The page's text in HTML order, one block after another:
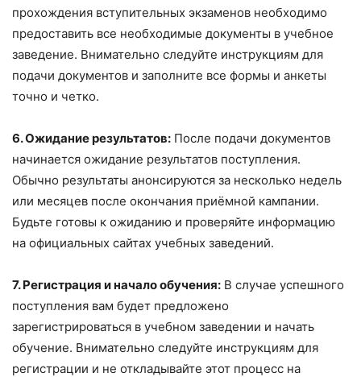
прохождения вступительных экзаменов необходимо
предоставить все необходимые документы в учебное
заведение. Внимательно следуйте инструкциям для
подачи документов и заполните все формы и анкеты
точно и четко.
6. Ожидание результатов: После подачи документов
начинается ожидание результатов поступления.
Обычно результаты анонсируются за несколько недель
или месяцев после окончания приёмной кампании.
Будьте готовы к ожиданию и проверяйте информацию
на официальных сайтах учебных заведений.
7. Регистрация и начало обучения: В случае успешного
поступления вам будет предложено
зарегистрироваться в учебном заведении и начать
обучение. Внимательно следуйте инструкциям для
регистрации и не откладывайте этот процесс на